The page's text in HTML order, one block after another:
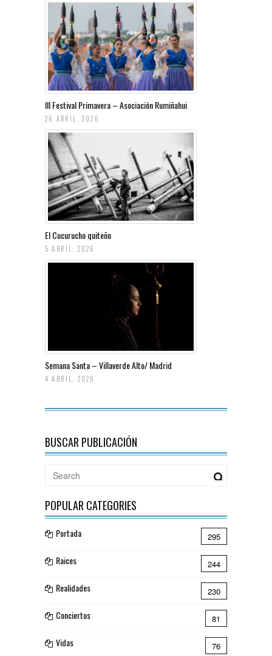
III Festival Primavera – Asociación Rumiñahui
26 ABRIL, 2026
El Cucurucho quiteño
5 ABRIL, 2026
Semana Santa – Villaverde Alto/ Madrid
4 ABRIL, 2026
BUSCAR PUBLICACIÓN
POPULAR CATEGORIES
Portada 295
Raices 244
Realidades 230
Conciertos 81
Vidas 76